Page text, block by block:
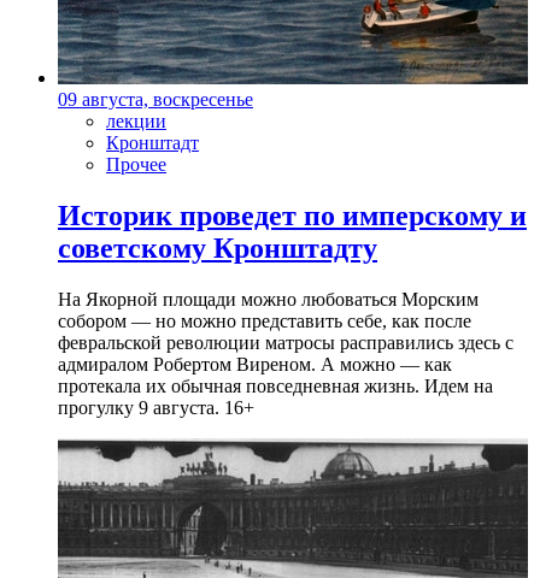
09 августа, воскресенье
лекции
Кронштадт
Прочее
Историк проведет по имперскому и
советскому Кронштадту
На Якорной площади можно любоваться Морским
собором — но можно представить себе, как после
февральской революции матросы расправились здесь с
адмиралом Робертом Виреном. А можно — как
протекала их обычная повседневная жизнь. Идем на
прогулку 9 августа. 16+